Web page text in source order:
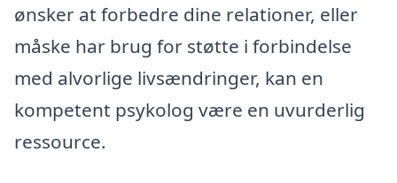
ønsker at forbedre dine relationer, eller
måske har brug for støtte i forbindelse
med alvorlige livsændringer, kan en
kompetent psykolog være en uvurderlig
ressource.